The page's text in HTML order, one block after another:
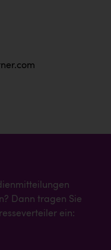
Dann tragen Sie
ein: